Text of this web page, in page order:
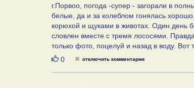
г.Порвоо, погода -супер - загорали в
белые, да и за колеблом гонялась
корюхой и щуками в животах. Один день
словлен вместе с тремя лососями.
только фото, поцелуй и назад в воду. Вот
Нравится
0 отключить комментарии